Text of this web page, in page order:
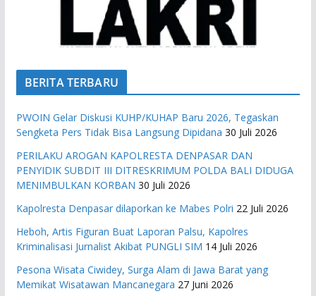
BERITA TERBARU
PWOIN Gelar Diskusi KUHP/KUHAP Baru 2026, Tegaskan
Sengketa Pers Tidak Bisa Langsung Dipidana 30 Juli 2026
PERILAKU AROGAN KAPOLRESTA DENPASAR DAN
PENYIDIK SUBDIT III DITRESKRIMUM POLDA BALI DIDUGA
MENIMBULKAN KORBAN 30 Juli 2026
Kapolresta Denpasar dilaporkan ke Mabes Polri 22 Juli 2026
Heboh, Artis Figuran Buat Laporan Palsu, Kapolres
Kriminalisasi Jurnalist Akibat PUNGLI SIM 14 Juli 2026
Pesona Wisata Ciwidey, Surga Alam di Jawa Barat yang
Memikat Wisatawan Mancanegara 27 Juni 2026